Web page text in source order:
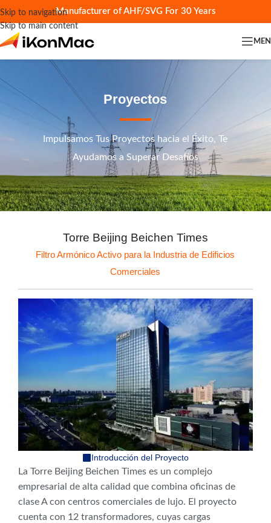
Skip to navigation
Skip to main content
Manufacturer of AHF/SVG For 30 Years
Proyectos
Impulsamos Tus Proyectos hacia el Éxito, Te
Ayudamos a Superar Desafíos
Torre Beijing Beichen Times
Filtro Armónico Activo para la Industria de Edificios
Comerciales
Introducción del Proyecto
La Torre Beijing Beichen Times es un complejo
empresarial de alta calidad que combina oficinas de
clase A con centros comerciales de lujo. El proyecto
cuenta con 12 transformadores, cuyas cargas